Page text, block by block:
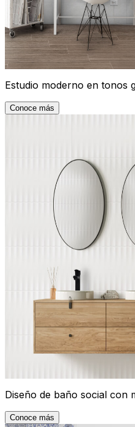
Estudio moderno en tonos
Conoce más
Diseño de baño social con
Conoce más